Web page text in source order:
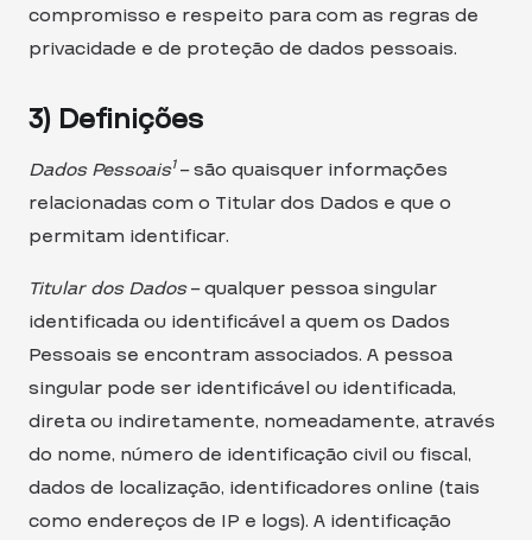
compromisso e respeito para com as regras de
privacidade e de proteção de dados pessoais.
3) Definições
Dados Pessoais1 – são quaisquer informações
relacionadas com o Titular dos Dados e que o
permitam identificar.
Titular dos Dados– qualquer pessoa singular
identificada ou identificável a quem os Dados
Pessoais se encontram associados. A pessoa
singular pode ser identificável ou identificada,
direta ou indiretamente, nomeadamente, através
do nome, número de identificação civil ou fiscal,
dados de localização, identificadores online (tais
como endereços de IP e logs). A identificação